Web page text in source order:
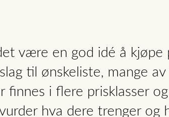
være en god idé å kjøpe
til ønskeliste, mange
finnes i flere prisklasser
hva dere trenger og